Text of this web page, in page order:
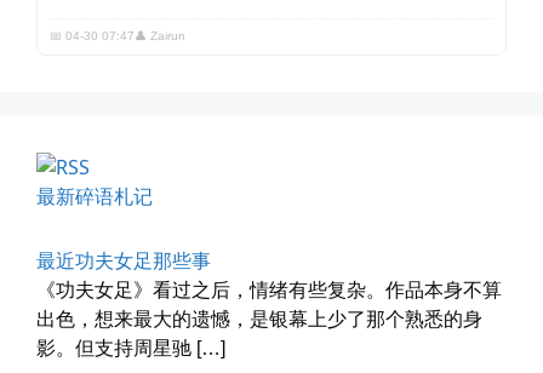
车窗外的风景，辽宁家乡的草木新...
📅 04-29 20:49👤 Zairun
最新碎语札记
最近功夫女足那些事
《功夫女足》看过之后，情绪有些复杂。作品本身不算
出色，想来最大的遗憾，是银幕上少了那个熟悉的身
影。但支持周星驰 […]